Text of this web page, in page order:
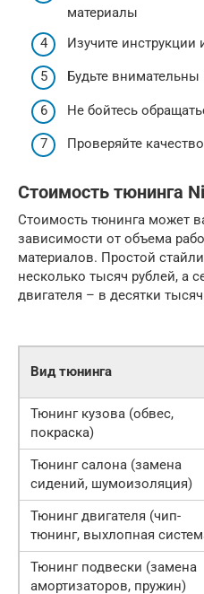
материалы
Изучите инструкции
Будьте внимательны
Не бойтесь
Проверяйте
Стоимость тюнинга
Стоимость тюнинга может
зависимости от объема
материалов. Простой
несколько тысяч рублей, а
двигателя – в десятки
Вид тюнинга
Тюнинг кузова (обвес,
покраска)
Тюнинг салона (замена
сидений, шумоизоляция)
Тюнинг двигателя (чип-
тюнинг, выхлопная
Тюнинг подвески (замена
амортизаторов, пружин)